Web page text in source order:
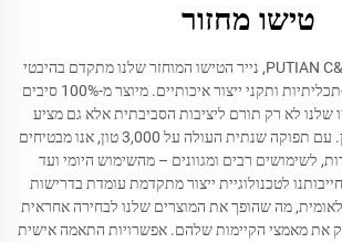
טישו מחזור
ב-PUTIAN C&Q PAPER CO.,LTD, נייר הטישו המוחזר שלנו מתקדם בהיבטי
ידידותיות לסביבה, רב-תכליתיות ותקני ייצור איכותיים. מיוצר מ-100% סיבים
שלנו לא רק תורם ליציבות הסביבתית אלא גם מציע
עמידות ורך יוצאות דופן. עם תפוקה שנתית העולה על 3,000 טון, אנו מבטיחים
לשימושים רבים ומגוונים – מהשימוש היומי ועד
לטכנולוגיית ייצור מתקדמת עומדת בדרישות
מה שהופך את המוצרים שלנו לבחירה אחראית
את מאמצי הקיימות שלהם. אפשרויות התאמה אישית